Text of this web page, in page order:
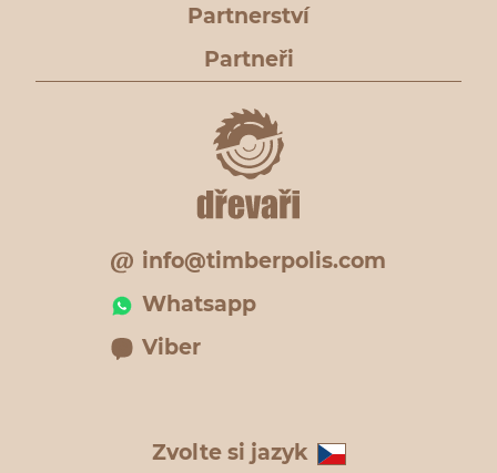
Partnerství
Partneři
info@timberpolis.com
Whatsapp
Viber
Zvolte si jazyk